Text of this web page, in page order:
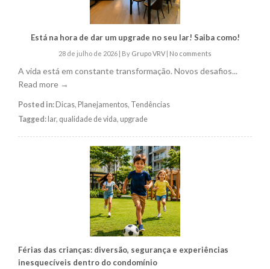
Está na hora de dar um upgrade no seu lar! Saiba como!
28 de julho de 2026 By Grupo VRV No comments
A vida está em constante transformação. Novos desafios...
Read more →
Posted in: Dicas, Planejamentos, Tendências
Tagged: lar, qualidade de vida, upgrade
Férias das crianças: diversão, segurança e experiências
inesquecíveis dentro do condomínio